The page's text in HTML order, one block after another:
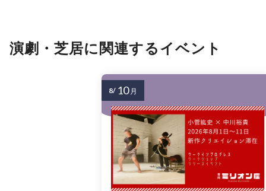
演劇・芝居に関連するイベント
8/ 10 月